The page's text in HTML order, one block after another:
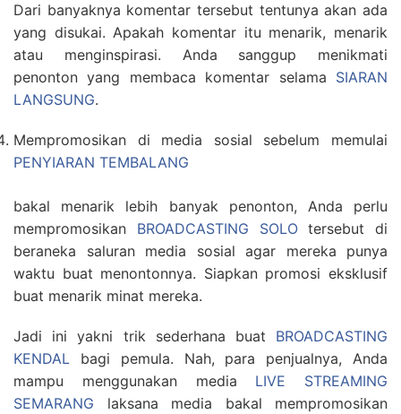
Dari banyaknya komentar tersebut tentunya akan ada
yang disukai. Apakah komentar itu menarik, menarik
atau menginspirasi. Anda sanggup menikmati
penonton yang membaca komentar selama SIARAN
LANGSUNG.
Mempromosikan di media sosial sebelum memulai
PENYIARAN TEMBALANG
bakal menarik lebih banyak penonton, Anda perlu
mempromosikan BROADCASTING SOLOtersebut di
beraneka saluran media sosial agar mereka punya
waktu buat menontonnya. Siapkan promosi eksklusif
buat menarik minat mereka.
Jadi ini yakni trik sederhana buat BROADCASTING
KENDAL bagi pemula. Nah, para penjualnya, Anda
mampu menggunakan media LIVE STREAMING
SEMARANG laksana media bakal mempromosikan